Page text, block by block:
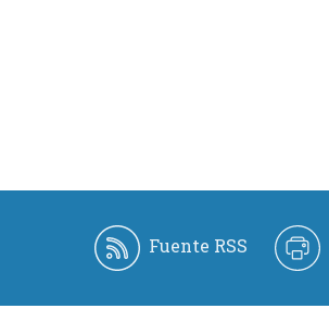
Fuente RSS